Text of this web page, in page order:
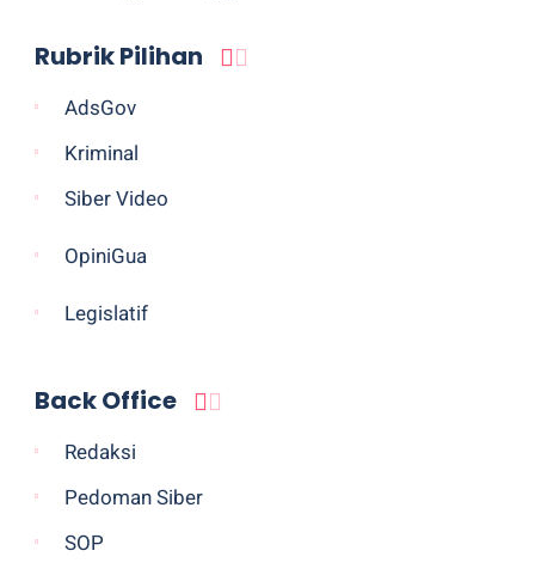
Rubrik Pilihan
AdsGov
Kriminal
Siber Video
OpiniGua
Legislatif
Back Office
Redaksi
Pedoman Siber
SOP